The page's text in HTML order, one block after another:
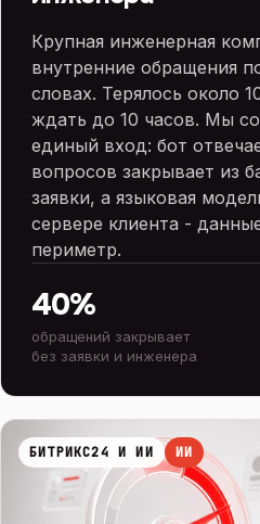
Крупная инженерная
внутренние обращения
словах. Терялось около
ждать до 10 часов. Мы
единый вход: бот
вопросов закрывает из
заявки, а языковая
сервере клиента -
периметр.
40%
обращений закрывает
без заявки и инженера
БИТРИКС24 И ИИ ИИ